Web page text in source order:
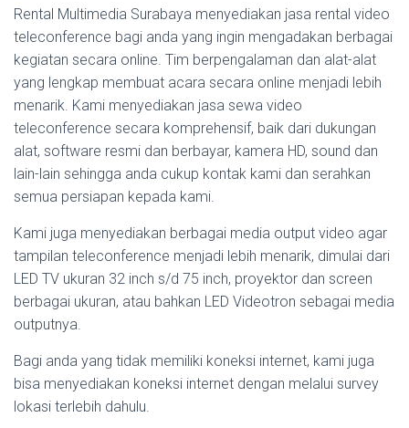
Rental Multimedia Surabaya menyediakan jasa rental video
teleconference bagi anda yang ingin mengadakan berbagai
kegiatan secara online. Tim berpengalaman dan alat-alat
yang lengkap membuat acara secara online menjadi lebih
menarik. Kami menyediakan jasa sewa video
teleconference secara komprehensif, baik dari dukungan
alat, software resmi dan berbayar, kamera HD, sound dan
lain-lain sehingga anda cukup kontak kami dan serahkan
semua persiapan kepada kami.
Kami juga menyediakan berbagai media output video agar
tampilan teleconference menjadi lebih menarik, dimulai dari
LED TV ukuran 32 inch s/d 75 inch, proyektor dan screen
berbagai ukuran, atau bahkan LED Videotron sebagai media
outputnya.
Bagi anda yang tidak memiliki koneksi internet, kami juga
bisa menyediakan koneksi internet dengan melalui survey
lokasi terlebih dahulu.